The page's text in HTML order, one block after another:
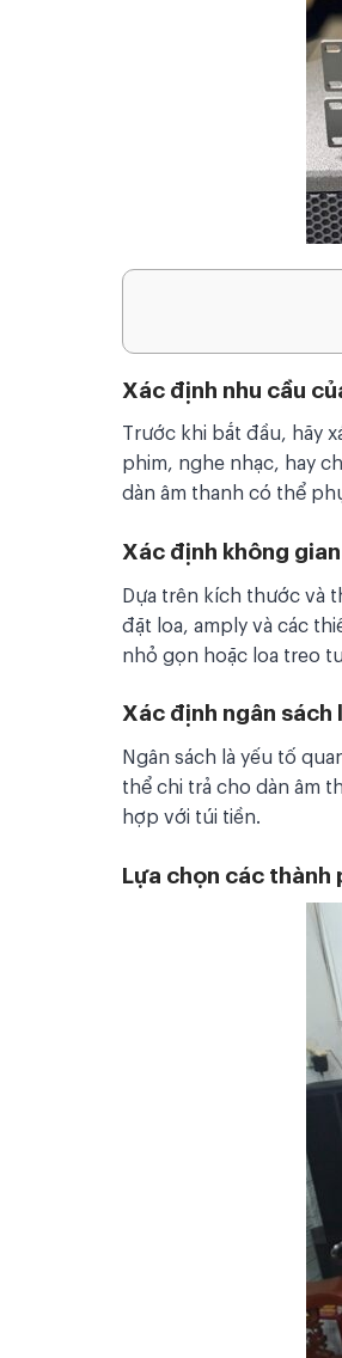
Xác định nhu cầu
Trước khi bắt đầu, hãy
phim, nghe nhạc, hay
dàn âm thanh có thể
Xác định không
Dựa trên kích thước và
đặt loa, amply và các
nhỏ gọn hoặc loa treo
Xác định ngân sách
Ngân sách là yếu tố
thể chi trả cho dàn âm
hợp với túi tiền.
Lựa chọn các thành